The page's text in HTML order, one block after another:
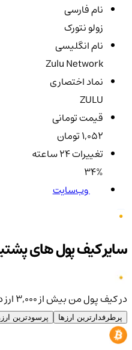
نام فارسی
زولو نتورک
نام انگلیسی
Zulu Network
نماد اختصاری
ZULU
قیمت تومانی
1,052 تومان
تغییرات ۲۴ ساعته
34%
وب‌سایت
سایر کیف پول های
در کیف پول من بیش از ۳,۰۰۰ ارز دیجیتال قابل معامله وجود دارد
پرطرفدارترین ارزها پرسودترین